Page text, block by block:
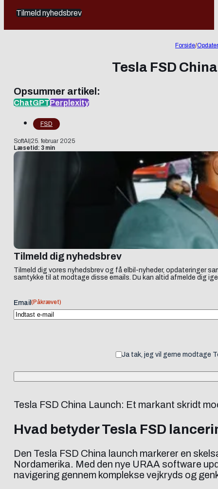
Tilmeld nyhedsbrev
Forside/
Tesla FSD
Opsummer artikel:
ChatGPTPerplexity
FSD
SoftAI 25. februar 2025
Læsetid: 3 min
Tilmeld dig nyhedsbrev
Tilmeld dig vores nyhedsbrev og få elbil-nyheder, opdateringer
samtykke til at modtage disse emails. Du kan altid afmelde dig
Email (Påkrævet)
Ja tak, jeg vil gerne modtage
Tesla FSD China Launch: Et markant skridt
Hvad betyder Tesla FSD
Den Tesla FSD China launch markerer en
Nordamerika. Med den nye URAA software
navigering gennem komplekse vejkryds og